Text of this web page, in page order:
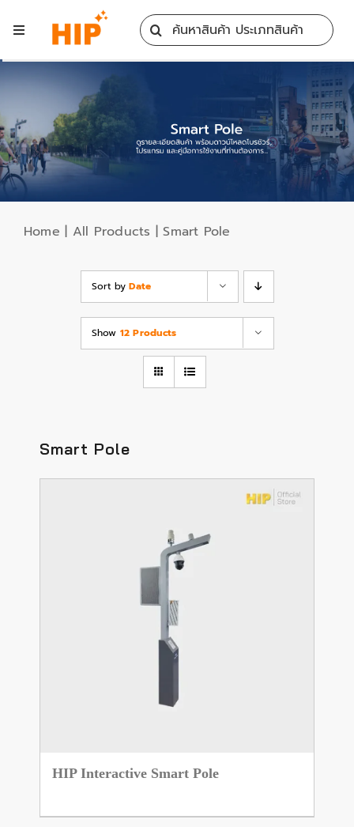
Toggle
Navigation
Home
All Products
Training
Blog
Search
for:
Home | All Products |Smart Pole
Sort byDate
Show 12 Products
Smart Pole
HIP Interactive Smart Pole